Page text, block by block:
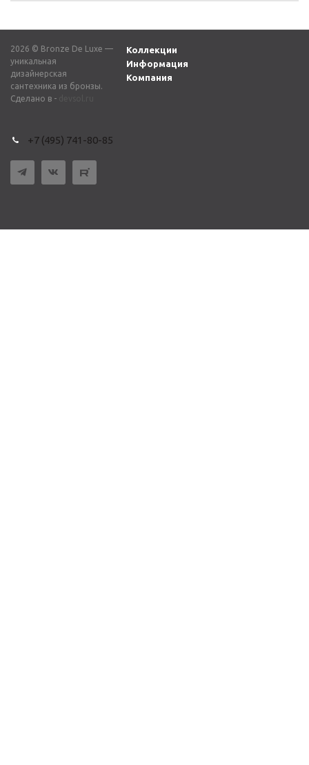
2026 © Bronze De Luxe —
уникальная
дизайнерская
сантехника из бронзы.
Сделано в -
Коллекции
Информация
Компания
+7 (495) 741-80-85